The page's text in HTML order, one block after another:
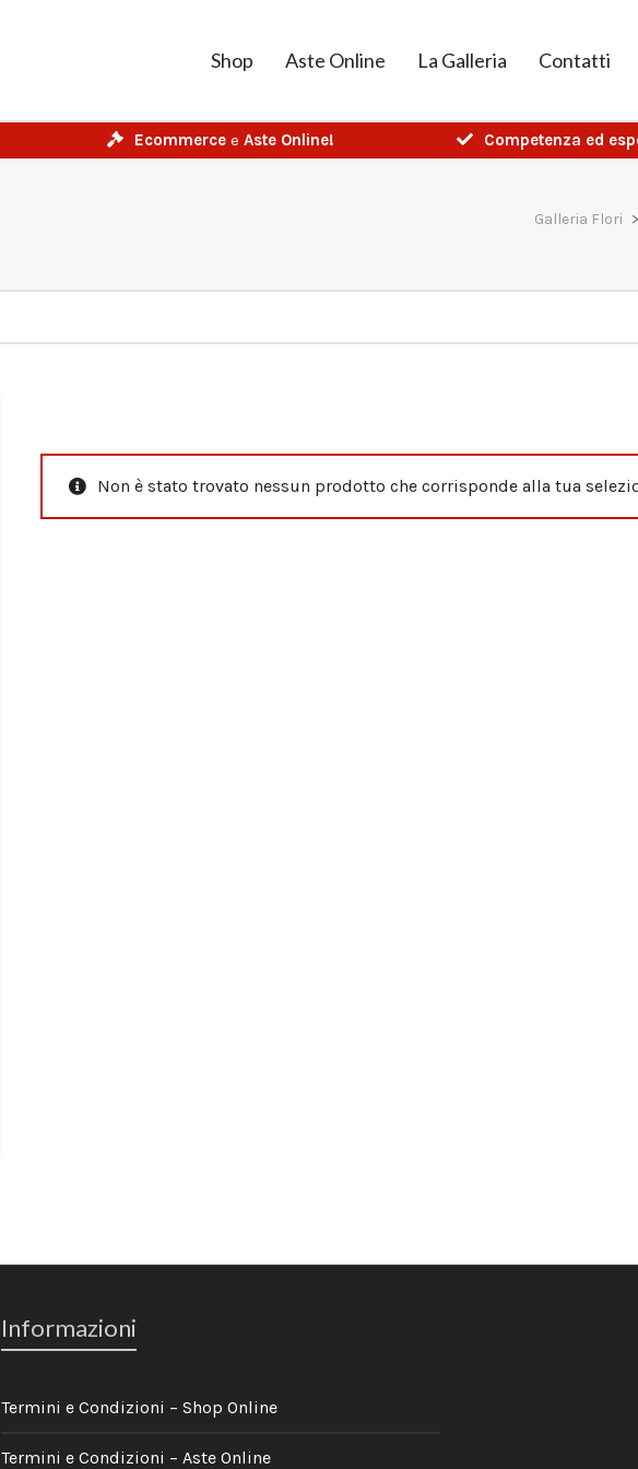
Shop Aste Online La Galleria Contatti
Ecommerce e Aste Online! Competenza ed
Galleria Flori >
Non è stato trovato nessun prodotto che corrisponde alla tua
Informazioni
Termini e Condizioni – Shop Online
Termini e Condizioni – Aste Online